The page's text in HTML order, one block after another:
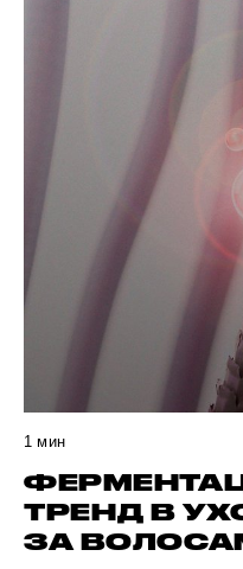
1 мин
ТРЕНД В
ЗА